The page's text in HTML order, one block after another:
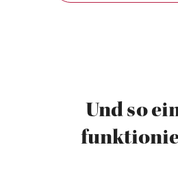
Und so